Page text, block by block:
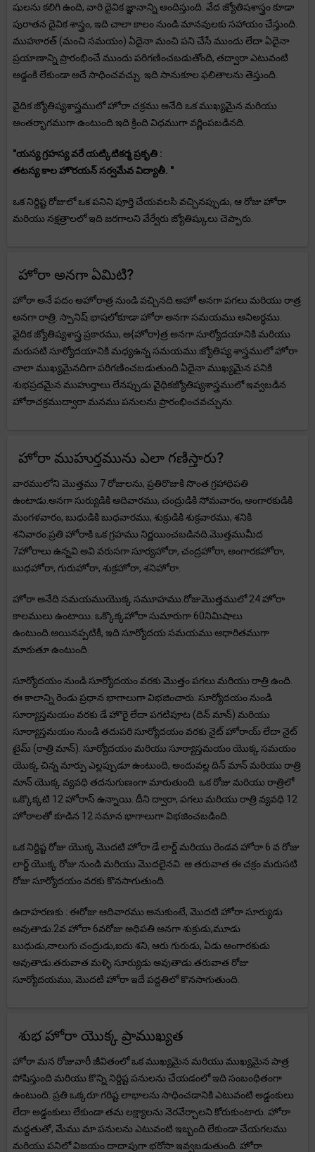
షులను కలిగి ఉంది, వారి దైవిక జ్ఞానాన్ని అందిస్తుంది. వేద జ్యోతిషశాస్త్రం కూడా
పురాతన దైవిక శాస్త్రం, ఇది చాలా కాలం నుండి మానవులకు సహాయం చేస్తుంది.
ముహూరత్ (మంచి సమయం) ఏదైనా మంచి పని చేసే ముందు లేదా ఏదైనా
ప్రయాణాన్ని ప్రారంభించే ముందు పరిగణించబడుతోంది, తద్వారా ఎటువంటి
అడ్డంకి లేకుండా అదే సాధించవచ్చు. ఇది సానుకూల ఫలితాలను తెస్తుంది.
వైదిక జ్యోతిష్యశాస్త్రములో హోరా చక్రము అనేది ఒక ముఖ్యమైన మరియు
అంతర్భాగముగా ఉంటుంది.ఇది క్రింది విధముగా వర్ణింపబడినది.
"యస్య గ్రహస్య వరే యట్కిటికర్మ ప్రకృతి :
తటస్య కాల హొరయన్ సర్వమేవ విద్యాతీ. "
ఒక నిర్దిష్ట రోజులో ఒక పనిని పూర్తి చేయవలసి వచ్చినప్పుడు, ఆ రోజు హోరా
మరియు నక్షత్రాలలో ఇది జరగాలని వేర్వేరు జ్యోతిష్కులు చెప్పారు.
హోరా అనగా ఏమిటి?
హోరా అనే పదం అహోరాత్ర నుండి వచ్చినది.అహో అనగా పగలు మరియు రాత్ర
అనగా రాత్రి. స్పానిష్ భాషలోకూడా హోరా అనగా సమయము అనిఅర్ధము.
వైదిక జ్యోతిష్యశాస్త్ర ప్రకారము, అ{హోరా}త్ర అనగా సూర్యోదయానికి మరియు
మరుసటి సూర్యోదయానికి మధ్యఉన్న సమయము.జ్యోతిష్య శాస్త్రములో హోరా
చాలా ముఖ్యమైనదిగా పరిగణించబడుతుంది.ఏదైనా ముఖ్యమైన పనికి
శుభప్రదమైన ముహుర్తాలు లేనప్పుడు వైధికజ్యోతిష్యశాస్త్రములో ఇవ్వబడిన
హోరాచక్రముద్వారా మనము పనులను ప్రారంభించవచ్చును.
హోరా ముహుర్తమును ఎలా గణిస్తారు?
వారములోని మొత్తము 7 రోజులను, ప్రతిరొజుకి సొంత గ్రహాధిపతి
ఉంటాడు.అనగా సుర్యుడికి ఆదివారము, చంద్రుడికి సోమవారం, అంగారకుడికి
మంగళవారం, బుధుడికి బుధవారము, శుక్రుడికి శుక్రవారము, శనికి
శనివారం.ప్రతి హోరాకి ఒక గ్రహము నిర్ణయించబడినది.మొత్తముమీద
7హోరాలు ఉన్నవి.అవి వరుసగా సూర్యహోరా, చంద్రహోరా, అంగారకహోరా,
బుధహోరా, గురుహోరా, శుక్రహోరా, శనిహోరా.
హోరా అనేది సమయముయొక్క సమూహము.రోజుమొత్తములో 24 హోరా
కాలములు ఉంటాయి. ఒక్కొక్కహోరా సుమారుగా 60నిమిషాలు
ఉంటుంది.అయినప్పటికీ, ఇది సూర్యోదయ సమయము ఆధారితముగా
మారుతూ ఉంటుంది.
సూర్యోదయం నుండి సూర్యోదయం వరకు మొత్తం పగలు మరియు రాత్రి ఉంది.
ఈ కాలాన్ని రెండు ప్రధాన భాగాలుగా విభజించారు. సూర్యోదయం నుండి
సూర్యాస్తమయం వరకు డే హొరై లేదా పగటిపూట (దిన్ మాన్) మరియు
సూర్యాస్తమయం నుండి తదుపరి సూర్యోదయం వరకు నైట్ హోరాయ్ లేదా నైట్
టైమ్ (రాత్రి మాన్). సూర్యోదయం మరియు సూర్యాస్తమయం యొక్క సమయం
యొక్క చిన్న మార్పు ఎల్లప్పుడూ ఉంటుంది, అందువల్ల దిన్ మాన్ మరియు రాత్రి
మాన్ యొక్క వ్యవధి తదనుగుణంగా మారుతుంది. ఒక రోజు మరియు రాత్రిలో
ఒక్కొక్కటి 12 హోరాస్ ఉన్నాయి. దీని ద్వారా, పగలు మరియు రాత్రి వ్యవధి 12
హోరాలతో కూడిన 12 సమాన భాగాలుగా విభజించబడింది.
ఒక నిర్దిష్ట రోజు యొక్క మొదటి హోరా డే లార్డ్ మరియు రెండవ హోరా 6 వ రోజు
లార్డ్ యొక్క రోజు నుండి మరియు మొదలైనవి. ఆ తరువాత ఈ చక్రం మరుసటి
రోజు సూర్యోదయం వరకు కొనసాగుతుంది.
ఉదాహరణకు : ఈరోజు ఆదివారము అనుకుంటే, మొదటి హోరా సూర్యుడు
అవుతాడు.2వ హోరా 6వరోజు అధిపతి అనగా శుక్రుడు,మూడు
బుధుడు,నాలుగు చంద్రుడు,ఐదు శని, ఆరు గురుడు, ఏడు అంగారకుడు
అవుతాడు.తరువాత మళ్ళి సూర్యుడు అవుతాడు.తరువాత రోజు
సూర్యోదయము, మొదటి హోరా ఇదే పద్దతిలో కొనసాగుతుంది.
శుభ హోరా యొక్క ప్రాముఖ్యత
హోరా మన రోజువారీ జీవితంలో ఒక ముఖ్యమైన మరియు ముఖ్యమైన పాత్ర
పోషిస్తుంది మరియు కొన్ని నిర్దిష్ట పనులను చేయడంలో ఇది సంబంధితంగా
ఉంటుంది. ప్రతి ఒక్కరూ గరిష్ట లాభాలను సాధించడానికి ఎటువంటి అడ్డంకులు
లేదా అడ్డంకులు లేకుండా తమ లక్ష్యాలను నెరవేర్చాలని కోరుకుంటారు. హోరా
మద్దతుతో, మేము మా పనులను ఎటువంటి ఇబ్బంది లేకుండా చేయగలము
మరియు పనిలో విజయం దాదాపుగా భరోసా ఇవ్వబడుతుంది. హోరా